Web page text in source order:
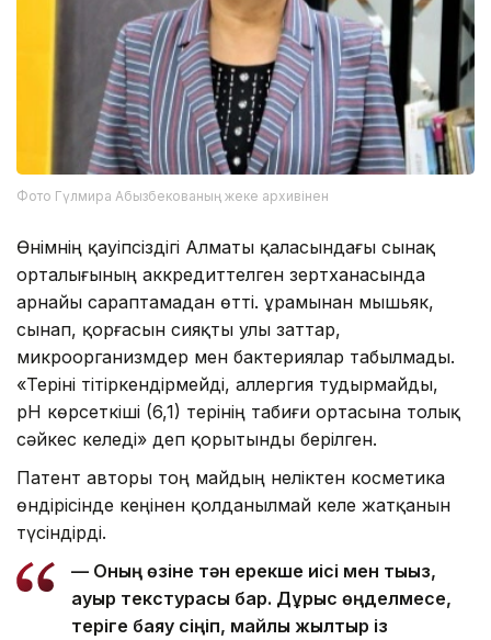
Фото Гүлмира Абызбекованың жеке архивінен
Өнімнің қауіпсіздігі Алматы қаласындағы сынақ
орталығының аккредиттелген зертханасында
арнайы сараптамадан өтті. Құрамынан мышьяк,
сынап, қорғасын сияқты улы заттар,
микроорганизмдер мен бактериялар табылмады.
«Теріні тітіркендірмейді, аллергия тудырмайды,
pH көрсеткіші (6,1) терінің табиғи ортасына толық
сәйкес келеді» деп қорытынды берілген.
Патент авторы тоң майдың неліктен косметика
өндірісінде кеңінен қолданылмай келе жатқанын
түсіндірді.
— Оның өзіне тән ерекше иісі мен тығыз,
ауыр текстурасы бар. Дұрыс өңделмесе,
теріге баяу сіңіп, майлы жылтыр із